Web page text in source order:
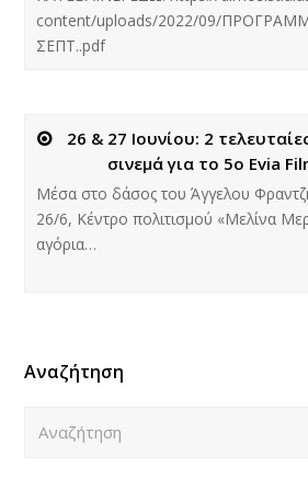
content/uploads/2022/09/
ΣΕΠΤ..pdf
26 & 27 Ιουνίου: 2
σινεμά για το 5ο Evia
Μέσα στο δάσος του Άγγελου
26/6, Κέντρο πολιτισμού «Μελίνα
αγόρια…
Αναζήτηση